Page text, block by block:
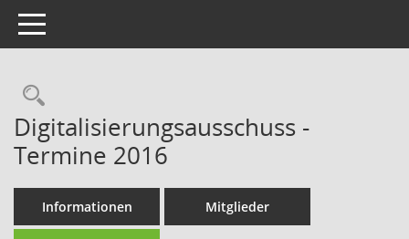
Toggle navigation
Rechercheauswahl
Digitalisierungsausschuss -
Termine 2016
Informationen Mitglieder